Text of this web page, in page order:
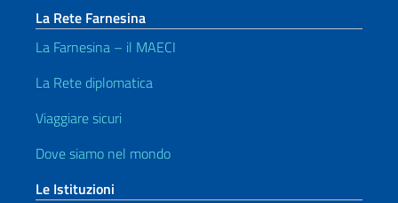
La Rete Farnesina
La Farnesina – il MAECI
La Rete diplomatica
Viaggiare sicuri
Dove siamo nel mondo
Le Istituzioni